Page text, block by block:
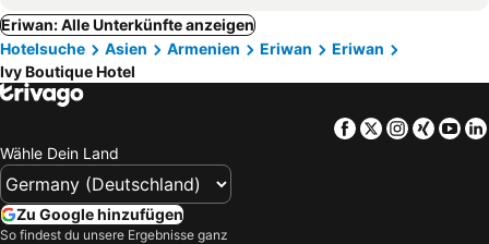
Eriwan: Alle Unterkünfte anzeigen
Hotelsuche
Asien Armenien Eriwan
Eriwan
Ivy Boutique Hotel
Facebook
TwitterXing
Wähle Dein Land
Zu Google hinzufügen
So findest du unsere Ergebnisse ganz